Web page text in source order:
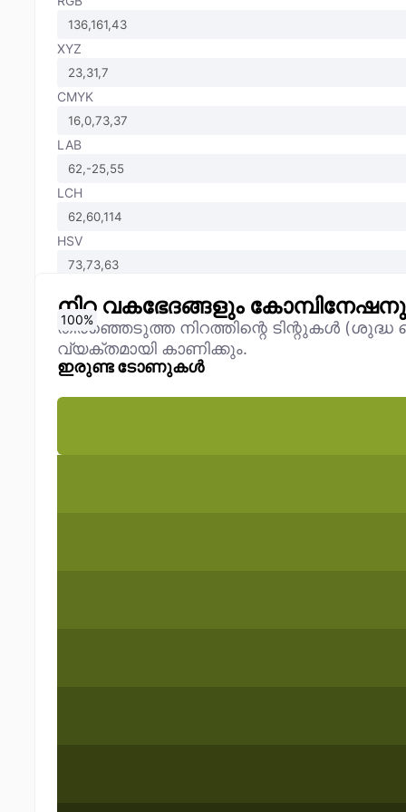
XYZ
CMYK
LAB
LCH
HSV
നിറ വകഭേദങ്ങളും
തിരഞ്ഞെടുത്ത നിറത്തിന്റെ ടിന്റുകൾ
വ്യക്തമായി കാണിക്കും.
ഇരുണ്ട ടോണുകൾ
0%
10%
20%
30%
40%
50%
60%
70%
80%
90%
100%